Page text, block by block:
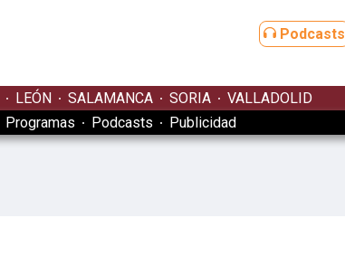
Podcasts
LEÓN SALAMANCA SORIA
VALLADOLID
Programas Podcasts Publicidad